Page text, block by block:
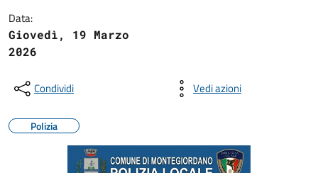
Data:
Giovedì, 19 Marzo
2026
Condividi Vedi azioni
Polizia